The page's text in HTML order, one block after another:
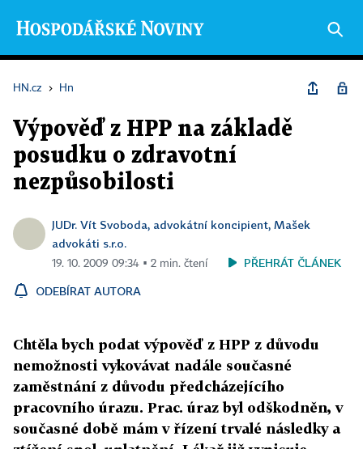
HN.cz › Hn
Výpověď z HPP na základě
posudku o zdravotní
nezpůsobilosti
JUDr. Vít Svoboda, advokátní koncipient, Mašek
advokáti s.r.o.
19. 10. 2009 09:34 ▪ 2 min. čtení PŘEHRÁT ČLÁNEK
ODEBÍRAT AUTORA
Chtěla bych podat výpověď z HPP z důvodu
nemožnosti vykovávat nadále současné
zaměstnání z důvodu předcházejícího
pracovního úrazu. Prac. úraz byl odškodněn, v
současné době mám v řízení trvalé následky a